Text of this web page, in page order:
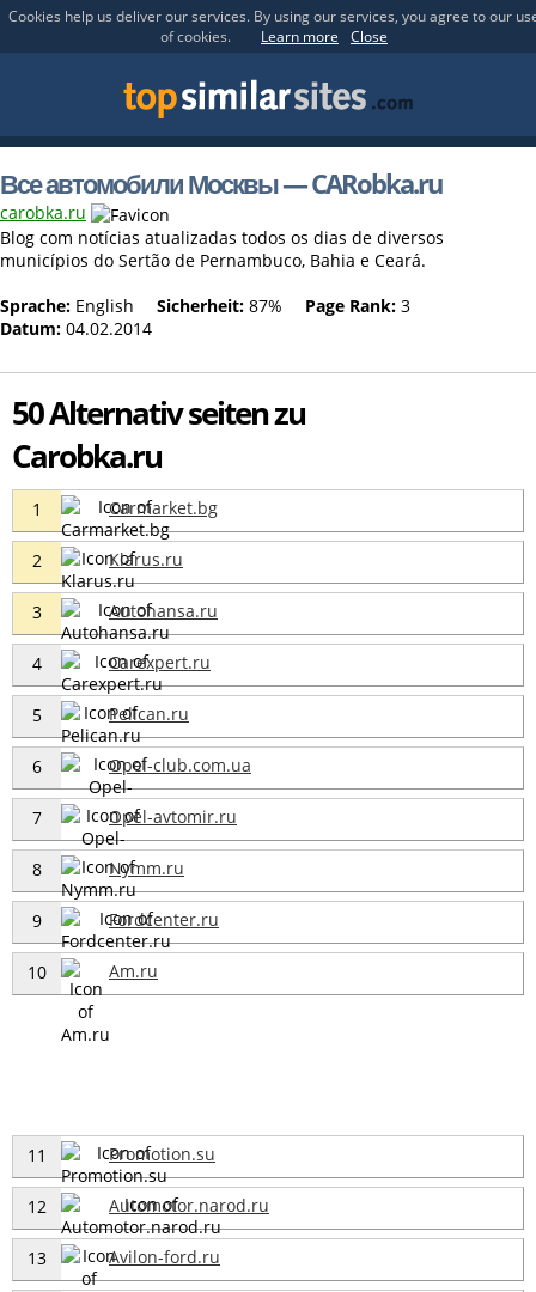
Cookies help us deliver our services. By using our services, you agree to our
of cookies.
Learn more Close
Все автомобили Москвы — CARobka.ru
carobka.ru
Blog com notícias atualizadas todos os dias de diversos
municípios do Sertão de Pernambuco, Bahia e Ceará.
Sprache: English Sicherheit: 87% Page Rank: 3
Datum: 04.02.2014
50 Alternativ seiten zu
Carobka.ru
1 Carmarket.bg
2 Klarus.ru
3 Autohansa.ru
4 Carexpert.ru
5 Pelican.ru
6 Opel-club.com.ua
7 Opel-avtomir.ru
8 Nymm.ru
9 Fordcenter.ru
10 Am.ru
11 Promotion.su
12 Automotor.narod.ru
13 Avilon-ford.ru